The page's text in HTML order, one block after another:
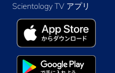
Scientology TV アプリ